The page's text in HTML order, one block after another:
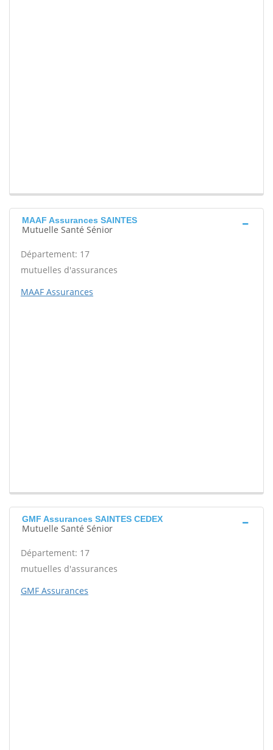
MAAF Assurances SAINTES
Mutuelle Santé Sénior
Département: 17
mutuelles d'assurances
MAAF Assurances
GMF Assurances SAINTES CEDEX
Mutuelle Santé Sénior
Département: 17
mutuelles d'assurances
GMF Assurances